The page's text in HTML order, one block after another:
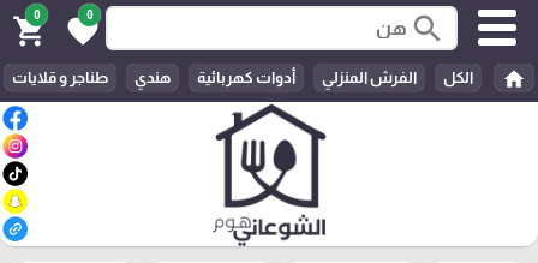
search
0
favorite
0
shopping_cart
home الكل الفرش المنزلي أدوات كهربائية هندي طناجر و قلايات